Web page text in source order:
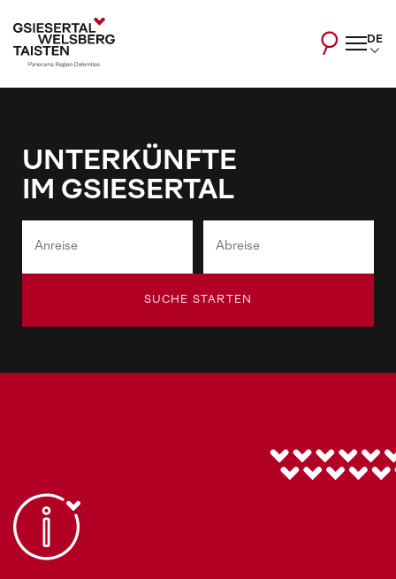
DE
UNTERKÜNFTE
IM GSIESERTAL
SUCHE STARTEN